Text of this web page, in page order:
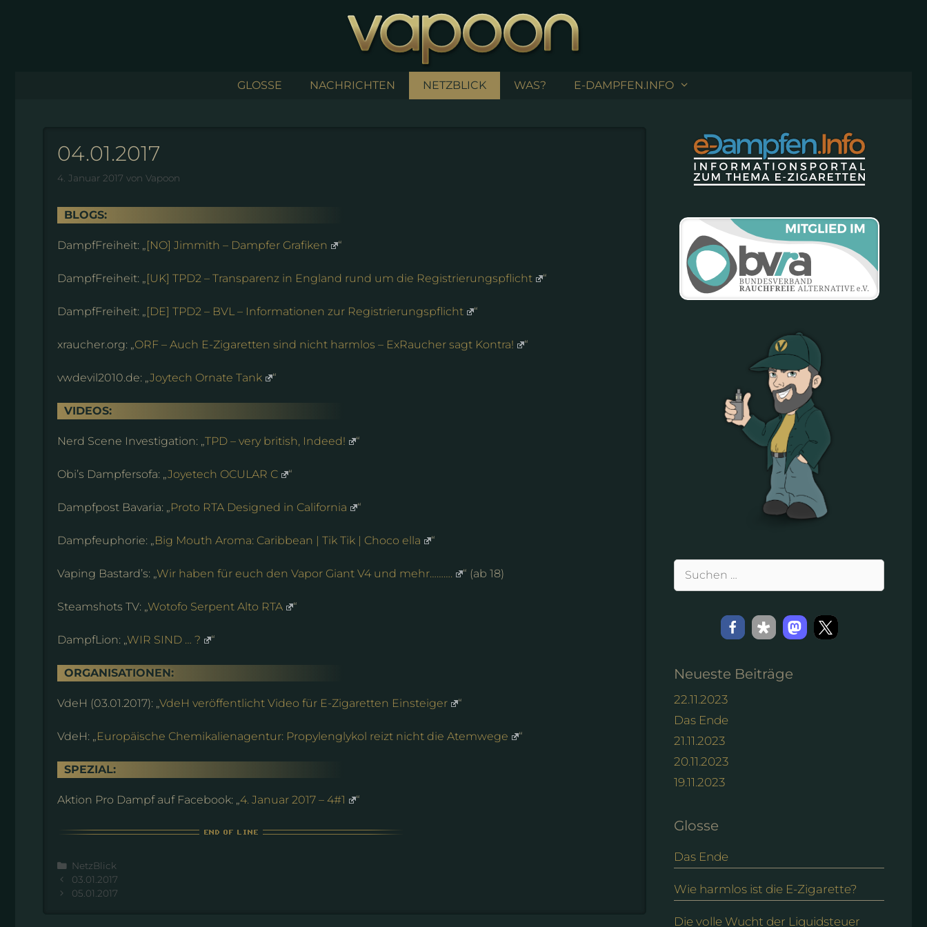
GLOSSE NACHRICHTEN NETZBLICK WAS? E-DAMPFEN.INFO
04.01.2017
4. Januar 2017 von Vapoon
BLOGS:
DampfFreiheit: „ [NO] Jimmith – Dampfer Grafiken “
DampfFreiheit: „ [UK] TPD2 – Transparenz in England rund um die Registrierungspflicht “
DampfFreiheit: „ [DE] TPD2 – BVL – Informationen zur Registrierungspflicht “
xraucher.org: „ ORF – Auch E-Zigaretten sind nicht harmlos – ExRaucher sagt Kontra! “
vwdevil2010.de: „ Joytech Ornate Tank “
VIDEOS:
Nerd Scene Investigation: „ TPD – very british, Indeed! “
Obi’s Dampfersofa: „ Joyetech OCULAR C “
Dampfpost Bavaria: „ Proto RTA Designed in California “
Dampfeuphorie: „ Big Mouth Aroma: Caribbean | Tik Tik | Choco ella “
Vaping Bastard’s: „ Wir haben für euch den Vapor Giant V4 und mehr………. “ (ab 18)
Steamshots TV: „ Wotofo Serpent Alto RTA “
DampfLion: „ WIR SIND … ? “
ORGANISATIONEN:
VdeH (03.01.2017): „VdeH veröffentlicht Video für E-Zigaretten Einsteiger “
VdeH: „ Europäische Chemikalienagentur: Propylenglykol reizt nicht die Atemwege “
SPEZIAL:
Aktion Pro Dampf auf Facebook: „ 4. Januar 2017 – 4#1 “
Kategorien
NetzBlick
03.01.2017
05.01.2017
Suchen
Neueste Beiträge
22.11.2023
Das Ende
21.11.2023
20.11.2023
19.11.2023
Glosse
Das Ende
Wie harmlos ist die E-Zigarette?
Die volle Wucht der Liquidsteuer